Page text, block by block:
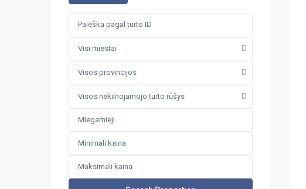
Visi miestai
Visos provincijos
Visos nekilnojamojo turto rūšys